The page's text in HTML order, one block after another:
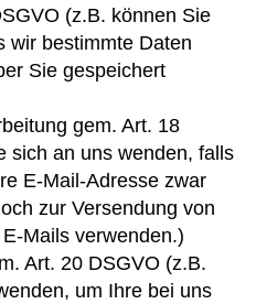
(z.B. können Sie
wir bestimmte Daten
Sie gespeichert
gem. Art. 18
sich an uns wenden, falls
E-Mail-Adresse zwar
zur Versendung von
Mails verwenden.)
Art. 20 DSGVO (z.B.
um Ihre bei uns